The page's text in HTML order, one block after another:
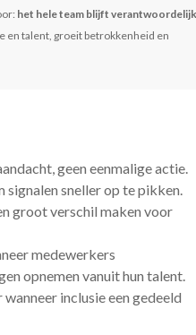
het hele team blijft verantwoordelijk
en talent, groeit betrokkenheid en
geen eenmalige actie.
signalen sneller op te pikken.
groot verschil maken voor
medewerkers
opnemen vanuit hun talent.
inclusie een gedeeld